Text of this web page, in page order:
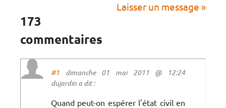
Laisser un message »
173
commentaires
#1 dimanche 01 mai 2011 @ 12:24
dujardin a dit :
Quand peut-on espérer l'état civil en